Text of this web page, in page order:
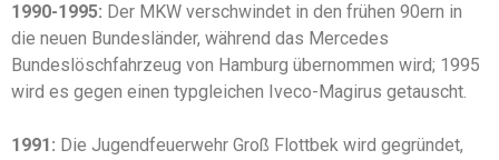
1990-1995: Der MKW verschwindet in den frühen 90ern in
die neuen Bundesländer, während das Mercedes
Bundeslöschfahrzeug von Hamburg übernommen wird; 1995
wird es gegen einen typgleichen Iveco-Magirus getauscht.
1991: Die Jugendfeuerwehr Groß Flottbek wird gegründet,